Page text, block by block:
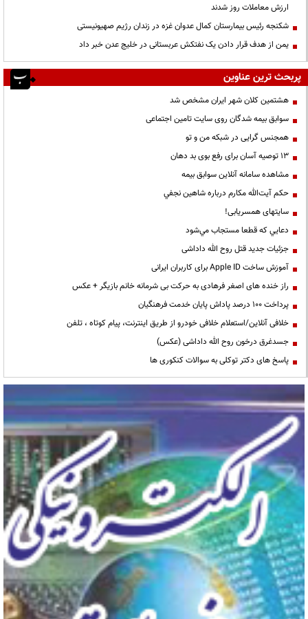
ارزش معاملات روز شدند
شکنجه رئیس بیمارستان کمال عدوان غزه در زندان رژیم صهیونیستی
یمن از هدف قرار دادن یک نفتکش عربستانی در خلیج عدن خبر داد
پربحث ترین عناوین
هشتمین کلان شهر ایران مشخص شد
سوابق بیمه شدگان روی سایت تامین اجتماعی
همجنس گرایی در شبکه من و تو
13 توصیه آسان برای رفع بوی بد دهان
مشاهده سامانه آنلاين سوابق بیمه
حكم آيت‌الله مكارم درباره شاهين نجفي
سایتهای همسریابی!
دعايي كه قطعا مستجاب مي‌شود
جزئیات جدید قتل روح الله داداشی
آموزش ساخت Apple ID برای کاربران ایرانی
راز خنده های اصغر فرهادی به حرکت بی شرمانه خانم بازیگر + عکس
پرداخت ۱۰۰ درصد پاداش پایان خدمت فرهنگیان
خلافی آنلاین/استعلام خلافی خودرو از طریق اینترنت، پیام کوتاه ، تلفن
جسدغرق درخون روح الله داداشی (عکس)
پاسخ های دکتر توکلی به سوالات کنکوری ها